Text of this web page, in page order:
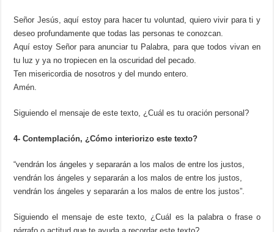
Señor Jesús, aquí estoy para hacer tu voluntad, quiero vivir para ti y
deseo profundamente que todas las personas te conozcan.
Aquí estoy Señor para anunciar tu Palabra, para que todos vivan en
tu luz y ya no tropiecen en la oscuridad del pecado.
Ten misericordia de nosotros y del mundo entero.
Amén.
Siguiendo el mensaje de este texto, ¿Cuál es tu oración personal?
4- Contemplación, ¿Cómo interiorizo este texto?
“vendrán los ángeles y separarán a los malos de entre los justos,
vendrán los ángeles y separarán a los malos de entre los justos,
vendrán los ángeles y separarán a los malos de entre los justos”.
Siguiendo el mensaje de este texto, ¿Cuál es la palabra o frase o